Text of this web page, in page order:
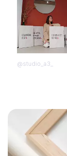
@studio_a3_